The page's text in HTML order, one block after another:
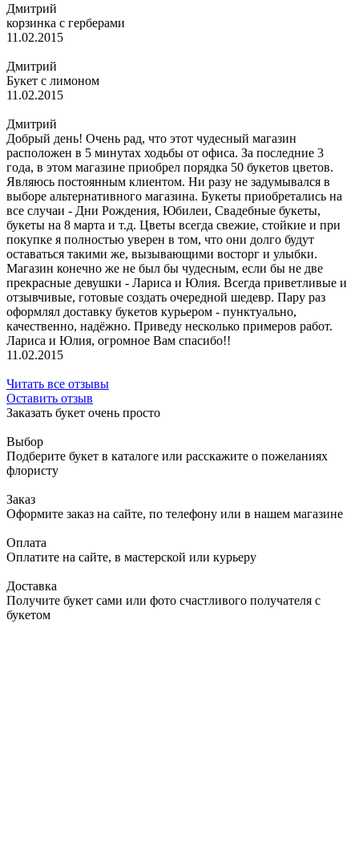
Дмитрий
корзинка с герберами
11.02.2015
Дмитрий
Букет с лимоном
11.02.2015
Дмитрий
Добрый день! Очень рад, что этот чудесный магазин
расположен в 5 минутах ходьбы от офиса. За последние 3
года, в этом магазине приобрел порядка 50 букетов цветов.
Являюсь постоянным клиентом. Ни разу не задумывался в
выборе альтернативного магазина. Букеты приобретались на
все случаи - Дни Рождения, Юбилеи, Свадебные букеты,
букеты на 8 марта и т.д. Цветы всегда свежие, стойкие и при
покупке я полностью уверен в том, что они долго будут
оставаться такими же, вызывающими восторг и улыбки.
Магазин конечно же не был бы чудесным, если бы не две
прекрасные девушки - Лариса и Юлия. Всегда приветливые и
отзывчивые, готовые создать очередной шедевр. Пару раз
оформлял доставку букетов курьером - пунктуально,
качественно, надёжно. Приведу несколько примеров работ.
Лариса и Юлия, огромное Вам спасибо!!
11.02.2015
Читать все отзывы
Оставить отзыв
Заказать букет очень просто
Выбор
Подберите букет в каталоге или расскажите о пожеланиях
флористу
Заказ
Оформите заказ на сайте, по телефону или в нашем магазине
Оплата
Оплатите на сайте, в мастерской или курьеру
Доставка
Получите букет сами или фото счастливого получателя с
букетом